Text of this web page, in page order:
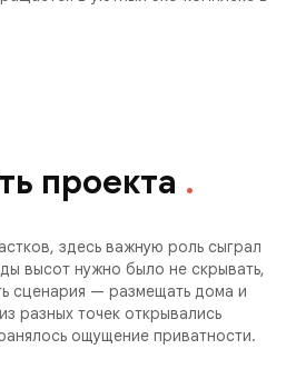
проекта .
здесь важную роль сыграл
высот нужно было не скрывать,
сценария — размещать дома и
разных точек открывались
ощущение приватности.